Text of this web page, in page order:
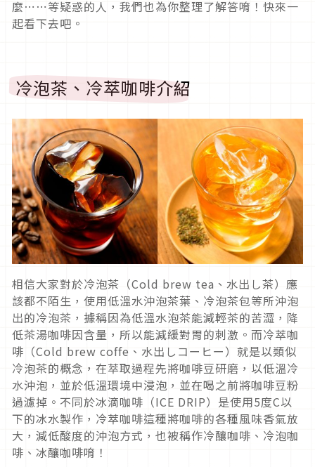
麼⋯⋯等疑惑的人，我們也為你整理了解答唷！快來一
起看下去吧。
冷泡茶、冷萃咖啡介紹
相信大家對於冷泡茶（Cold brew tea、水出し茶）應
該都不陌生，使用低溫水沖泡茶葉、冷泡茶包等所沖泡
出的冷泡茶，據稱因為低溫水泡茶能減輕茶的苦澀，降
低茶湯咖啡因含量，所以能減緩對胃的刺激。而冷萃咖
啡（Cold brew coffe、水出しコーヒー）就是以類似
冷泡茶的概念，在萃取過程先將咖啡豆研磨，以低溫冷
水沖泡，並於低溫環境中浸泡，並在喝之前將咖啡豆粉
過濾掉。不同於冰滴咖啡（ICE DRIP）是使用5度C以
下的冰水製作，冷萃咖啡這種將咖啡的各種風味香氣放
大，減低酸度的沖泡方式，也被稱作冷釀咖啡、冷泡咖
啡、冰釀咖啡唷！